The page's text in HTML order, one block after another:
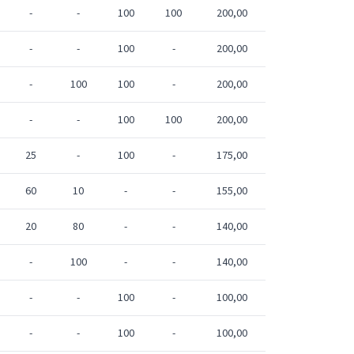
- - 100 100 200,00
- - 100 - 200,00
- 100 100 - 200,00
- - 100 100 200,00
25 - 100 - 175,00
60 10 - - 155,00
20 80 - - 140,00
- 100 - - 140,00
- - 100 - 100,00
- - 100 - 100,00